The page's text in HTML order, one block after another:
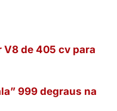
V8 de 405 cv para
999 degraus na